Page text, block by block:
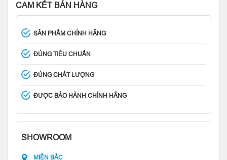
CAM KẾT BÁN HÀNG
SẢN PHẨM CHÍNH HÃNG
ĐÚNG TIÊU CHUẨN
ĐÚNG CHẤT LƯỢNG
ĐƯỢC BẢO HÀNH CHÍNH HÃNG
SHOWROOM
MIỀN BẮC